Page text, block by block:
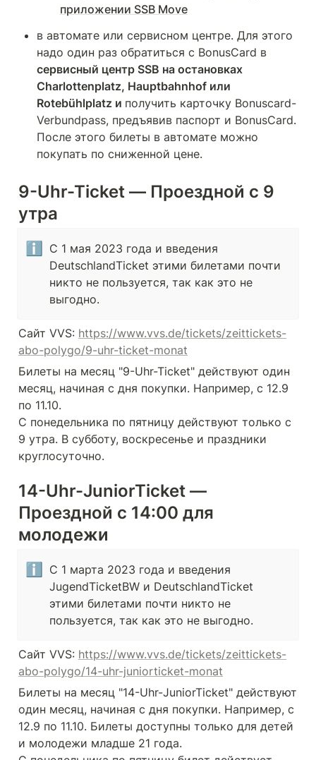
приложении SSB Move
в автомате или сервисном центре. Для этого
сервисный центр SSB на остановках
Charlottenplatz, Hauptbahnhof или
Rotebühlplatz и получить карточку Bonuscard-
Verbundpass, предъявив паспорт и BonusCard.
После этого билеты в автомате можно
покупать по сниженной цене.
9-Uhr-Ticket — Проездной с 9
утра
ℹ️
C 1 мая 2023 года и введения
DeutschlandTicket этими билетами почти
никто не пользуется, так как это не
выгодно.
Сайт VVS: https://www.vvs.de/tickets/zeittickets-
abo-polygo/9-uhr-ticket-monat
Билеты на месяц "9-Uhr-Ticket" действуют один
месяц, начиная с дня покупки. Например, с 12.9
по 11.10.
С понедельника по пятницу действуют только с
9 утра. В субботу, воскресенье и праздники
круглосуточно.
14-Uhr-JuniorTicket —
Проездной с 14:00 для
молодежи
ℹ️
C 1 марта 2023 года и введения
JugendTicketBW и DeutschlandTicket
этими билетами почти никто не
пользуется, так как это не выгодно.
Сайт VVS: https://www.vvs.de/tickets/zeittickets-
abo-polygo/14-uhr-juniorticket-monat
Билеты на месяц "14-Uhr-JuniorTicket" действуют
один месяц, начиная с дня покупки. Например, с
12.9 по 11.10. Билеты доступны только для детей
и молодежи младше 21 года.